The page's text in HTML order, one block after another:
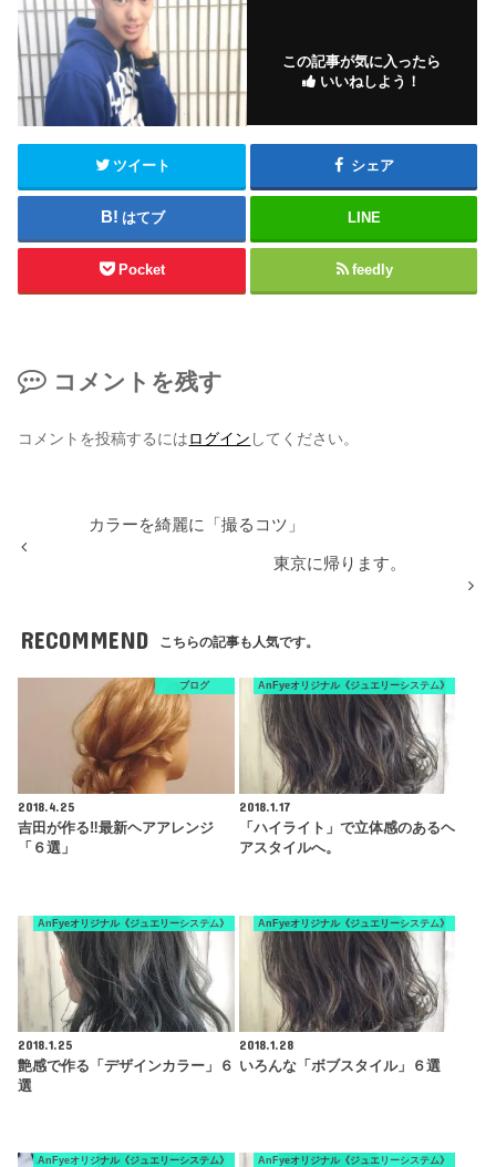
この記事が気に入ったら
いいねしよう！
ツイート シェア
はてブ LINE
Pocket feedly
コメントを残す
コメントを投稿するにはログイン してください。
カラーを綺麗に「撮るコツ」
東京に帰ります。
RECOMMEND こちらの記事も人気です。
ブログ
2018.4.25
吉田が作る‼︎最新ヘアアレンジ
「６選」
AnFyeオリジナル《ジュエリーシステム》
2018.1.17
「ハイライト」で立体感のあるヘ
アスタイルへ。
AnFyeオリジナル《ジュエリーシステム》
2018.1.25
艶感で作る「デザインカラー」６
選
AnFyeオリジナル《ジュエリーシステム》
2018.1.28
いろんな「ボブスタイル」６選
AnFyeオリジナル《ジュエリーシステム》 AnFyeオリジナル《ジュエリーシステム》